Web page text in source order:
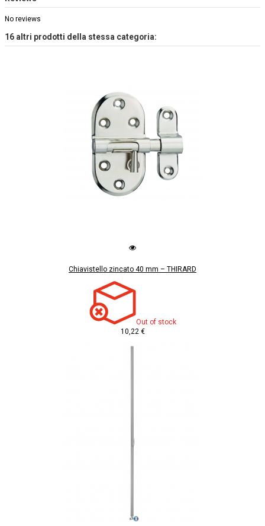
No reviews
16 altri prodotti della stessa categoria:
Chiavistello zincato 40 mm – THIRARD
Out of stock
10,22 €